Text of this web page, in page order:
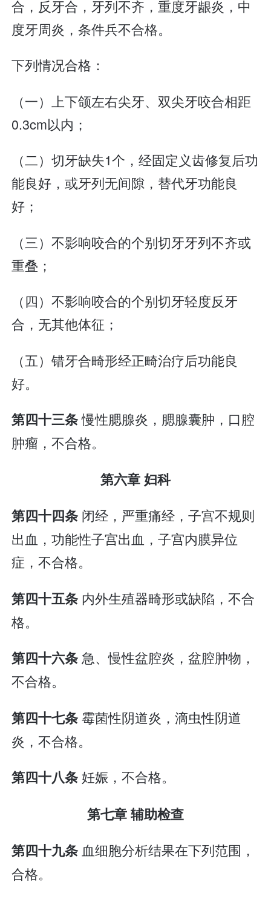
合，反牙合，牙列不齐，重度牙龈炎，中
度牙周炎，条件兵不合格。
下列情况合格：
（一）上下颌左右尖牙、双尖牙咬合相距
0.3cm以内；
（二）切牙缺失1个，经固定义齿修复后功
能良好，或牙列无间隙，替代牙功能良
好；
（三）不影响咬合的个别切牙牙列不齐或
重叠；
（四）不影响咬合的个别切牙轻度反牙
合，无其他体征；
（五）错牙合畸形经正畸治疗后功能良
好。
第四十三条慢性腮腺炎，腮腺囊肿，口腔
肿瘤，不合格。
第六章 妇科
第四十四条 闭经，严重痛经，子宫不规则
出血，功能性子宫出血，子宫内膜异位
症，不合格。
第四十五条 内外生殖器畸形或缺陷，不合
格。
第四十六条急、慢性盆腔炎，盆腔肿物，
不合格。
第四十七条霉菌性阴道炎，滴虫性阴道
炎，不合格。
第四十八条妊娠，不合格。
第七章 辅助检查
第四十九条血细胞分析结果在下列范围，
合格。